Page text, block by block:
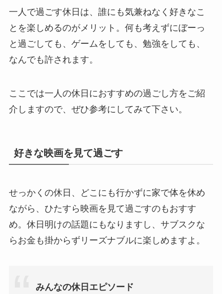
一人で過ごす休日は、誰にも気兼ねなく好きなこ
とを楽しめるのがメリット。何も考えずにぼーっ
と過ごしても、ゲームをしても、勉強をしても、
なんでも許されます。
ここでは一人の休日におすすめの過ごし方をご紹
介しますので、ぜひ参考にしてみて下さい。
好きな映画を見て過ごす
せっかくの休日、どこにも行かずに家で体を休め
ながら、ひたすら映画を見て過ごすのもおすす
め。休日明けの話題にもなりますし、サブスクな
らお金も掛からずリーズナブルに楽しめますよ。
みんなの休日エピソード